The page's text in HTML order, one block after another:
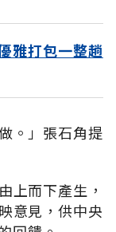
雅打包一整趟
。」張石角提
上而下產生，
意見，供中央